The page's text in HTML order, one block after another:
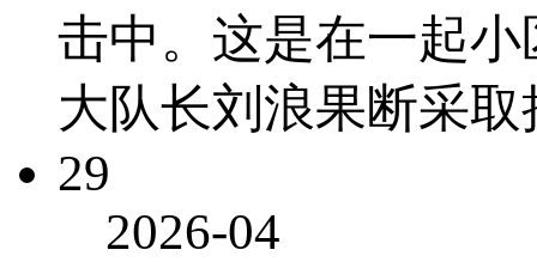
击中。这是在一起
大队长刘浪果断采
29
2026-04